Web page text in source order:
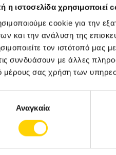
η ιστοσελίδα χρησιμοποιεί
cookie για την
και την ανάλυση της
τον ιστότοπό μας
συνδυάσουν με άλλες
μέρους σας χρήση των
Αναγκαία
σας γρήγορα,